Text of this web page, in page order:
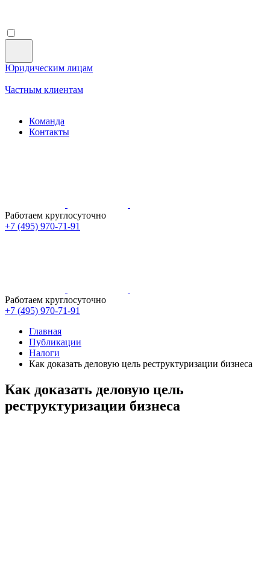
Юридическим лицам
Частным клиентам
Команда
Контакты
Работаем круглосуточно
+7 (495) 970-71-91
Работаем круглосуточно
+7 (495) 970-71-91
Главная
Публикации
Налоги
Как доказать деловую цель реструктуризации бизнеса
Как доказать деловую цель
реструктуризации бизнеса